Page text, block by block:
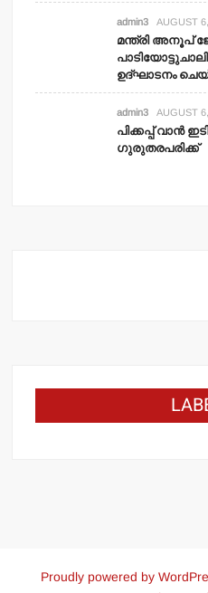
admin3 AUGUST
മന്ത്രി അനൂപ്
ഉദ്ഘാടനം
admin3 AUGUST
പിക്കപ്പ് വാന്‍
ഗുരുതരപരിക്ക്
Proudly powered by